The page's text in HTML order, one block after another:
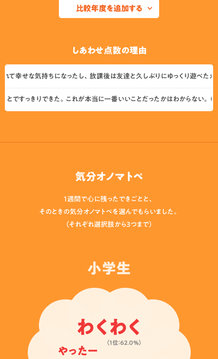
比較年度を追加する
しあわせ点数の理由
せな気持ちになったし、放課後は友達と久しぶりにゆっくり遊べたから。
すっきりできた。これが本当に一番いいことだったかはわからない。（中3
気分オノマトペ
1週間で心に残ったできごとと、
そのときの気分オノマトペを選んでもらいました。
（それぞれ選択肢から３つまで）
小学生
わくわく
（1位：62.0%）
やったー